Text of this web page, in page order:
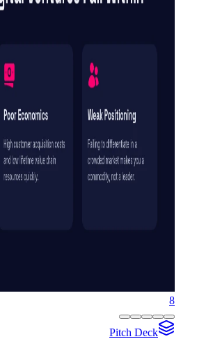
8
Pitch Deck